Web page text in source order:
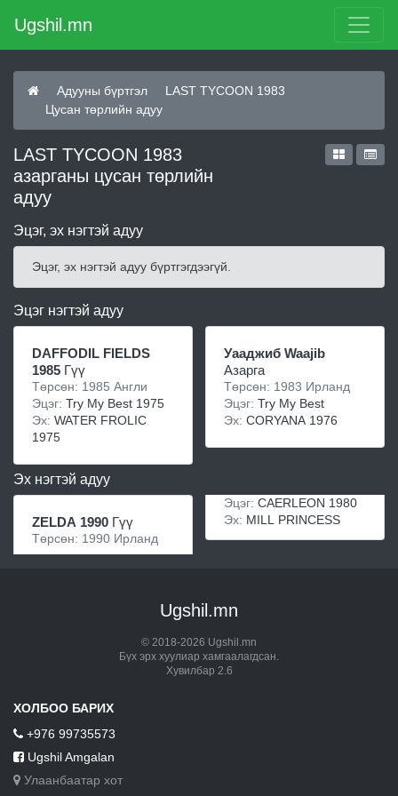
Ugshil.mn
Адууны бүртгэл
LAST TYCOON 1983
Цусан төрлийн адуу
LAST TYCOON 1983
азарганы цусан төрлийн
адуу
Эцэг, эх нэгтэй адуу
Эцэг, эх нэгтэй адуу бүртгэгдээгүй.
Эцэг нэгтэй адуу
DAFFODIL FIELDS
1985 Гүү
Төрсөн: 1985 Англи
Эцэг: Try My Best 1975
Эх: WATER FROLIC
1975
Уааджиб Waajib
Азарга
Төрсөн: 1983 Ирланд
Эцэг: Try My Best
Эх: CORYANA 1976
Эх нэгтэй адуу
ZELDA 1990 Гүү
Төрсөн: 1990 Ирланд
Эцэг: CAERLEON 1980
Эх: MILL PRINCESS
Ugshil.mn
© 2018-2026 Ugshil.mn
Бүх эрх хуулиар хамгаалагдсан.
Хувилбар 2.6
ХОЛБОО БАРИХ
+976 99735573
Ugshil Amgalan
Улаанбаатар хот